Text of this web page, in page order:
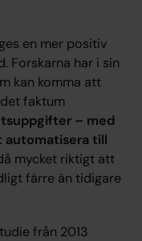
en mer positiv
Forskarna har i sin
kan komma att
faktum
– med
automatisera till
mycket riktigt att
färre än tidigare
från 2013